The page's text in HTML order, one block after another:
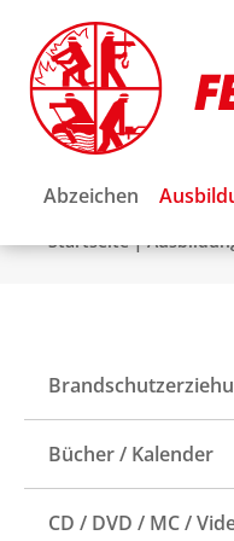
Abzeichen
Startseite|
Bücher / Kalender
CD / DVD / MC /